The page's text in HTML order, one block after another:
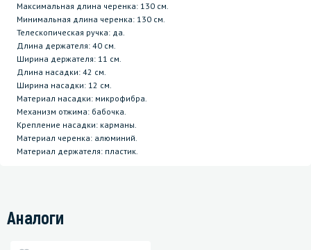
Максимальная длина черенка: 130 см.
Минимальная длина черенка: 130 см.
Телескопическая ручка: да.
Длина держателя: 40 см.
Ширина держателя: 11 см.
Длина насадки: 42 см.
Ширина насадки: 12 см.
Материал насадки: микрофибра.
Механизм отжима: бабочка.
Крепление насадки: карманы.
Материал черенка: алюминий.
Материал держателя: пластик.
Аналоги